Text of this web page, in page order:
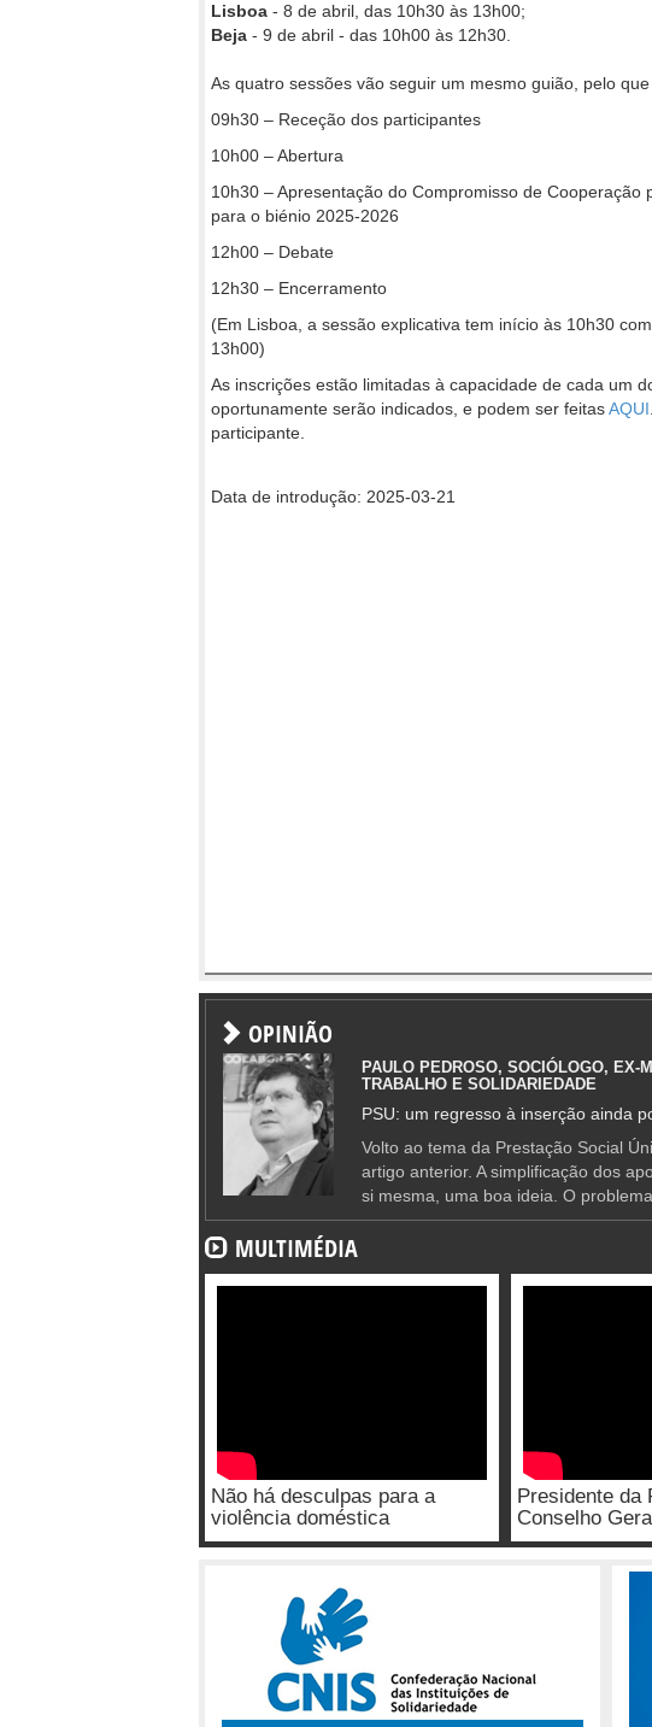
Lisboa - 8 de abril, das 10h30 às 13h00;
Beja - 9 de abril - das 10h00 às 12h30.
As quatro sessões vão seguir um mesmo guião, pelo
09h30 – Receção dos participantes
10h00 – Abertura
10h30 – Apresentação do Compromisso de Cooperação
para o biénio 2025-2026
12h00 – Debate
12h30 – Encerramento
(Em Lisboa, a sessão explicativa tem início às 10h30
13h00)
As inscrições estão limitadas à capacidade de cada um
oportunamente serão indicados, e podem ser feitasAQUI
participante.
Data de introdução: 2025-03-21
OPINIÃO
PAULO PEDROSO, SOCIÓLOGO, EX-
TRABALHO E SOLIDARIEDADE
PSU: um regresso à inserção ainda
Volto ao tema da Prestação Social
artigo anterior. A simplificação dos
si mesma, uma boa ideia. O
MULTIMÉDIA
Não há desculpas para a
violência doméstica
Presidente da
Conselho